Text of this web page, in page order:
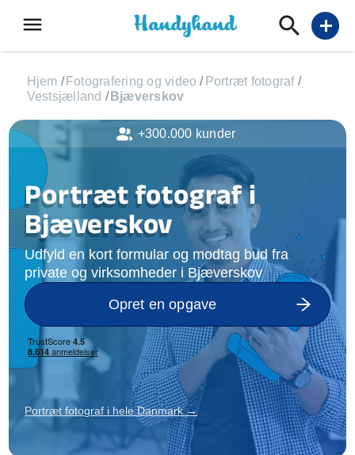
menu add
Hjem / Fotografering og video / Portræt fotograf /
Vestsjælland / Bjæverskov
Portræt fotograf i
Bjæverskov
Udfyld en kort formular og modtag bud fra
private og virksomheder i Bjæverskov
Opret en opgave
Portræt fotograf i hele Danmark →
+300.000 kunder